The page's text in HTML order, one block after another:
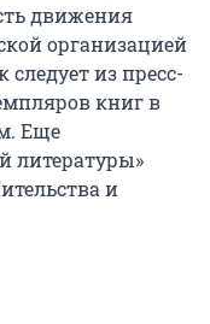
движения
организацией
из пресс-
книг в
Еще
литературы»
и